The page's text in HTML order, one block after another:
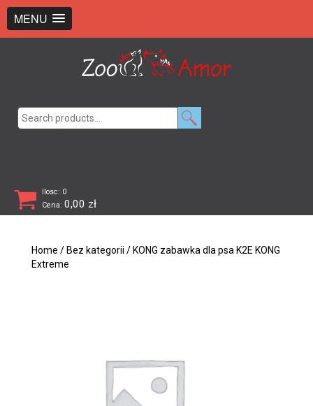
MENU
Ilosc: 0
Cena: 0,00 zł
Home / Bez kategorii / KONG zabawka dla psa K2E KONG
Extreme